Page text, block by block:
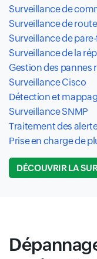
Surveillance de
Surveillance de
Surveillance de
Surveillance de la
Gestion des pannes
Surveillance Cisco
Détection et
Surveillance SNMP
Traitement des
Prise en charge de
DÉCOUVRIR LA